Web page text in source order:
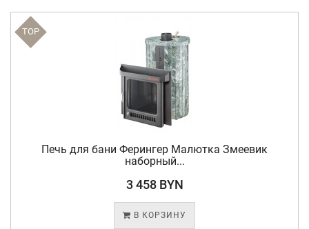
TOP
Печь для бани Ферингер Малютка Змеевик
наборный...
3 458 BYN
В КОРЗИНУ